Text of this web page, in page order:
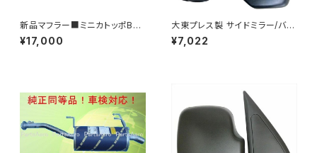
新品マフラー■ミニカトッポBJ
H42A H42V H47A H47V純
正同等/車検対応 065-75
¥17,000
大東プレス製 サイドミラー/バッ
クミラー左 (助手席側) アクティ
トラック HA6 HA7 DI-650
¥7,022